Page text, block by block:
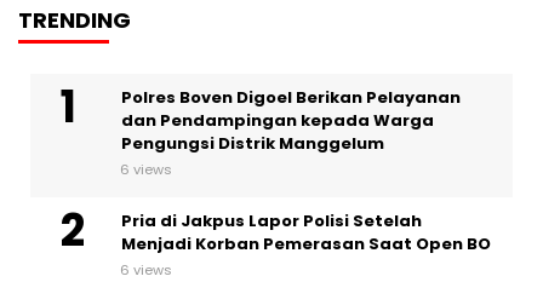
TRENDING
Polres Boven Digoel Berikan Pelayanan
dan Pendampingan kepada Warga
Pengungsi Distrik Manggelum
6 views
Pria di Jakpus Lapor Polisi Setelah
Menjadi Korban Pemerasan Saat Open BO
6 views